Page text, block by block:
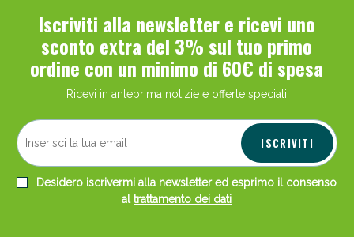
Iscriviti alla newsletter e ricevi uno
sconto extra del 3% sul tuo primo
ordine con un minimo di 60€ di spesa
Ricevi in anteprima notizie e offerte speciali
ISCRIVITI
Desidero iscrivermi alla newsletter ed esprimo il consenso
altrattamento dei dati